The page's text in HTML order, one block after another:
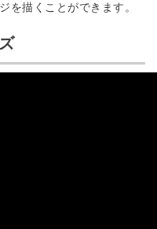
を描くことができます。